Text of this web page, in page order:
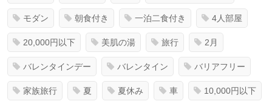
モダン 朝食付き 一泊二食付き 4人部屋
20,000円以下 美肌の湯 旅行 2月
バレンタインデー バレンタイン バリアフリー
家族旅行 夏 夏休み 車 10,000円以下